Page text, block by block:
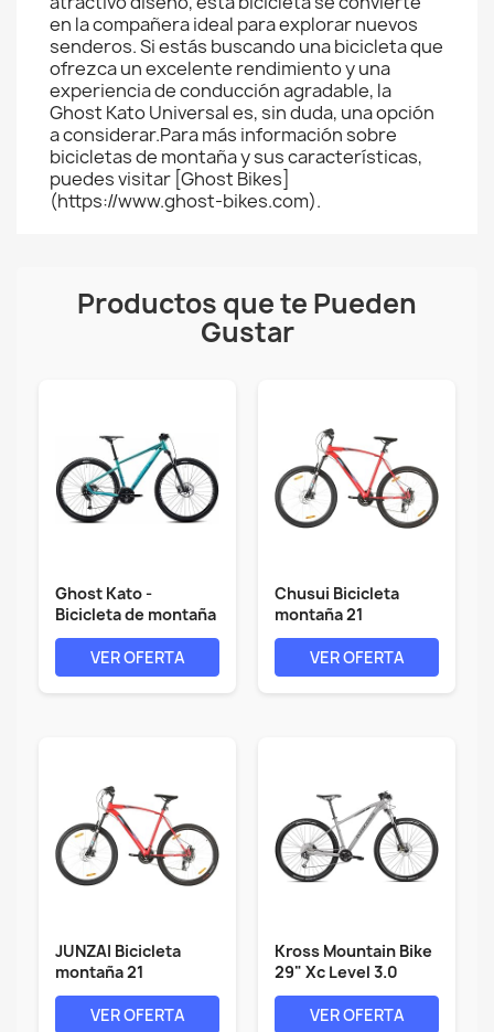
en la compañera ideal para explorar nuevos
senderos. Si estás buscando una bicicleta que
ofrezca un excelente rendimiento y una
experiencia de conducción agradable, la
Ghost Kato Universal es, sin duda, una opción
a considerar.Para más información sobre
bicicletas de montaña y sus características,
puedes visitar [Ghost Bikes]
(https://www.ghost-bikes.com).
Productos que te Pueden
Gustar
Ghost Kato -
Bicicleta de montaña
universal...
VER OFERTA
Chusui Bicicleta
montaña 21
velocidades 29...
VER OFERTA
JUNZAI Bicicleta
montaña 21
velocidades 29...
VER OFERTA
Kross Mountain Bike
29" Xc Level 3.0
Gray/Black
VER OFERTA